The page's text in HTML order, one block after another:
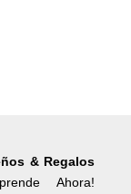
& Regalos
Ahora!